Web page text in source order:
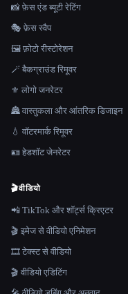
📸 फ़ेस एंड ब्यूटी रेटिंग
🎭 फ़ेस स्वैप
🖼️ फ़ोटो रीस्टोरेशन
🪄 बैकग्राउंड रिमूवर
⚜️ लोगो जनरेटर
🏯 वास्तुकला और आंतरिक डिजाइन
💧 वॉटरमार्क रिमूवर
🪪 हेडशॉट जेनरेटर
🎬वीडियो
📲 TikTok और शॉर्ट्स क्रिएटर
🎬 इमेज से वीडियो एनिमेशन
🎞️ टेक्स्ट से वीडियो
🎬 वीडियो एडिटिंग